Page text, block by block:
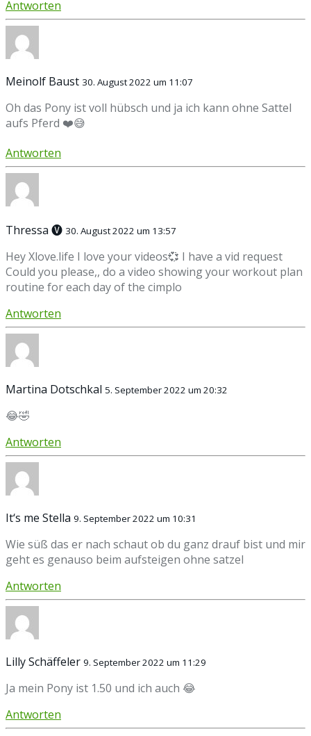
Antworten
Meinolf Baust 30. August 2022 um 11:07
Oh das Pony ist voll hübsch und ja ich kann ohne Sattel
aufs Pferd ❤️😅
Antworten
Thressa 🅥 30. August 2022 um 13:57
Hey Xlove.life I love your videos💞 I have a vid request
Could you please,, do a video showing your workout plan
routine for each day of the cimplo
Antworten
Martina Dotschkal 5. September 2022 um 20:32
😂🤣
Antworten
It‘s me Stella 9. September 2022 um 10:31
Wie süß das er nach schaut ob du ganz drauf bist und mir
geht es genauso beim aufsteigen ohne satzel
Antworten
Lilly Schäffeler 9. September 2022 um 11:29
Ja mein Pony ist 1.50 und ich auch 😂
Antworten